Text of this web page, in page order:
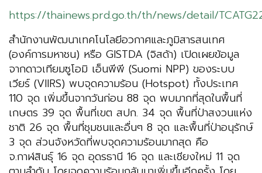
https://thainews.prd.go.th/th/news/detail/
สำนักงานพัฒนาเทคโนโลยีอวกาศและภูมิสารสนเทศ
(องค์การมหาชน) หรือ GISTDA (จิสด้า) เปิดเผยข้อมูล
จากดาวเทียมซูโอมิ เอ็นพีพี (Suomi NPP) ของระบบ
เวียร์ (VIIRS) พบจุดความร้อน (Hotspot) ทั้งประเทศ
110 จุด เพิ่มขึ้นจากวันก่อน 88 จุด พบมากที่สุดในพื้นที่
เกษตร 39 จุด พื้นที่เขต สปก. 34 จุด พื้นที่ป่าสงวนแห่ง
ชาติ 26 จุด พื้นที่ชุมชนและอื่นๆ 8 จุด และพื้นที่ป่าอนุรักษ์
3 จุด ส่วนจังหวัดที่พบจุดความร้อนมากสุด คือ
จ.กาฬสินธุ์ 16 จุด อุดรธานี 16 จุด และเชียงใหม่ 11 จุด